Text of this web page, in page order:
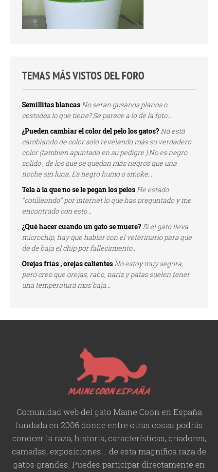
TEMAS MÁS VISTOS DEL FORO
Semillitas blancasNo seran gusanos planos o
cestodes lo que tiene? Se parece a lo de la foto...
¿Pueden cambiar el color del pelo los gatos?No está
cambiando de color solo revelando más su verdadero
color (tambien apuntado en su pedigre ).No es negro
solido , de los que se quedan más negros que una
noche sin luna. Es negro humo o smoke...
Tela a la que no se le pegan los pelosHe estado
"cotilleando" por internet lo que has preguntado y me
encontrado con esto...
¿Qué hacer cuando un gato se muere? Si el gato lleva
microchip, hay que hablar con el veterinario para que
de de baja el chip por fallecimiento...
Orejas frías , orejas calientesNo estoy muy segura,
pero creo que orejas, rabo, nariz y patas suelen tener
una temperatura mas baja...
Comunidad web del gato Maine Coon en España
fundada en 2006 donde entre otras cosas podrás
conocer la raza, historia,características, criadores,
camadas, exposiciones... de esta magnífica raza de
gatos grandes. Puedes participar directamente en